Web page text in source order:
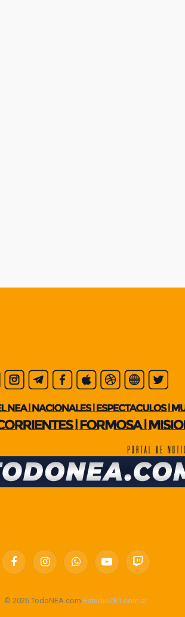
FacebookInstagramWhatsAppYouTubeTwitch
© 2026 TodoNEA.com Estudio2k1.com.ar